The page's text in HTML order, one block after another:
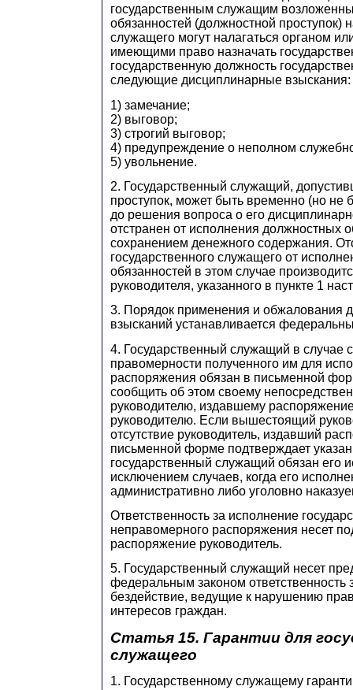
государственным служащим
обязанностей (должностной проступок)
служащего могут налагаться органом
имеющими право назначать
государственную должность
следующие дисциплинарные взыскания:
1) замечание;
2) выговор;
3) строгий выговор;
4) предупреждение о неполном
5) увольнение.
2. Государственный служащий,
проступок, может быть временно (но не
до решения вопроса о его
отстранен от исполнения должностных
сохранением денежного содержания.
государственного служащего от
обязанностей в этом случае
руководителя, указанного в пункте 1
3. Порядок применения и обжалования
взысканий устанавливается
4. Государственный служащий в случае
правомерности полученного им для
распоряжения обязан в письменной
сообщить об этом своему
руководителю, издавшему
руководителю. Если вышестоящий
отсутствие руководитель, издавший
письменной форме подтверждает
государственный служащий обязан его
исключением случаев, когда его
административно либо уголовно
Ответственность за исполнение
неправомерного распоряжения несет
распоряжение руководитель.
5. Государственный служащий несет
федеральным законом ответственность
бездействие, ведущие к нарушению
интересов граждан.
Статья 15. Гарантии для
служащего
1. Государственному служащему